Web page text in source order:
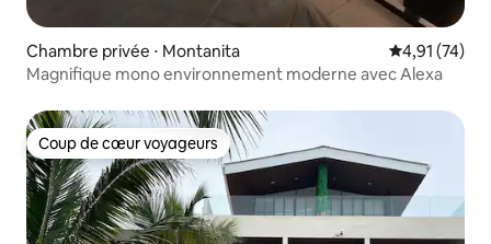
Chambre privée ⋅ Montanita Évaluation
4,91 (74)
Magnifique mono environnement moderne avec Alexa
Coup de cœur voyageurs
Coup de cœur voyageurs